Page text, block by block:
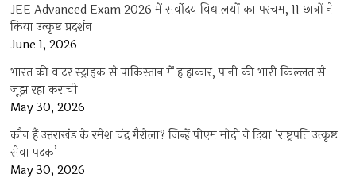
JEE Advanced Exam 2026 में सर्वोदय विद्यालयों का परचम, 11 छात्रों ने
किया उत्कृष्ट प्रदर्शन
June 1, 2026
भारत की वाटर स्ट्राइक से पाकिस्तान में हाहाकार, पानी की भारी किल्लत से
जूझ रहा कराची
May 30, 2026
कौन हैं उत्तराखंड के रमेश चंद्र गैरोला? जिन्हें पीएम मोदी ने दिया ‘राष्ट्रपति उत्कृष्ट
सेवा पदक’
May 30, 2026